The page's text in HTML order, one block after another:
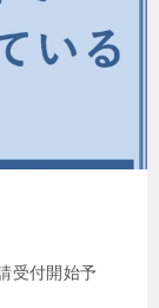
受付開始予